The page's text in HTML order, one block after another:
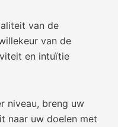
van de
van de
en intuïtie
niveau, breng uw
naar uw doelen met